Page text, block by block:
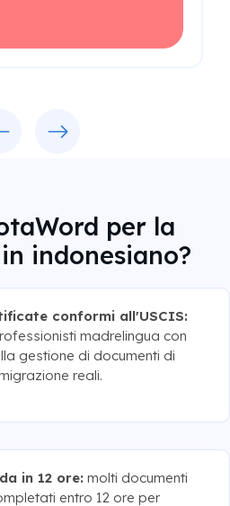
per la
indonesiano?
conformi all'USCIS:
madrelingua con
gestione di documenti di
reali.
in 12 ore: molti documenti
entro 12 ore per